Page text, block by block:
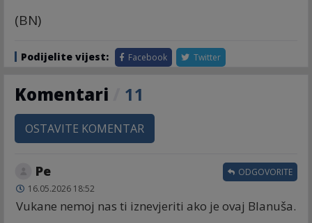
(BN)
Podijelite vijest: Facebook Twitter
Komentari 11
OSTAVITE KOMENTAR
Ре
16.05.2026 18:52
Vukane nemoj nas ti iznevjeriti ako je ovaj Blanuša.
ODGOVORITE